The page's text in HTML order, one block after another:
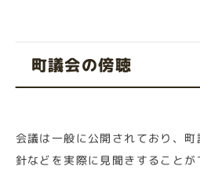
町議会の傍聴
会議は一般に公開されており、
針などを実際に見聞きすることが